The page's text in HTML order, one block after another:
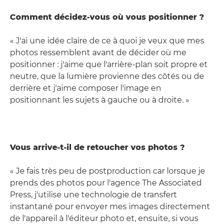
Comment décidez-vous où vous positionner ?
« J'ai une idée claire de ce à quoi je veux que mes
photos ressemblent avant de décider où me
positionner : j'aime que l'arrière-plan soit propre et
neutre, que la lumière provienne des côtés ou de
derrière et j'aime composer l'image en
positionnant les sujets à gauche ou à droite. »
Vous arrive-t-il de retoucher vos photos ?
« Je fais très peu de postproduction car lorsque je
prends des photos pour l'agence The Associated
Press, j'utilise une technologie de transfert
instantané pour envoyer mes images directement
de l'appareil à l'éditeur photo et, ensuite, si vous